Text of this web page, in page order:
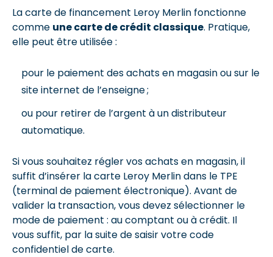
La carte de financement Leroy Merlin fonctionne
comme une carte de crédit classique. Pratique,
elle peut être utilisée :
pour le paiement des achats en magasin ou sur le
site internet de l’enseigne ;
ou pour retirer de l’argent à un distributeur
automatique.
Si vous souhaitez régler vos achats en magasin, il
suffit d’insérer la carte Leroy Merlin dans le TPE
(terminal de paiement électronique). Avant de
valider la transaction, vous devez sélectionner le
mode de paiement : au comptant ou à crédit. Il
vous suffit, par la suite de saisir votre code
confidentiel de carte.